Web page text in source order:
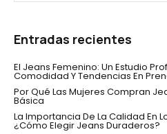
Entradas recientes
El Jeans Femenino: Un Estudio
Comodidad Y Tendencias En
Por Qué Las Mujeres Compran
Básica
La Importancia De La Calidad En
¿Cómo Elegir Jeans Duraderos?